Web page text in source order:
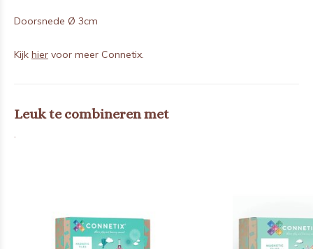
Doorsnede Ø 3cm
Kijk hier voor meer Connetix.
Leuk te combineren met
.